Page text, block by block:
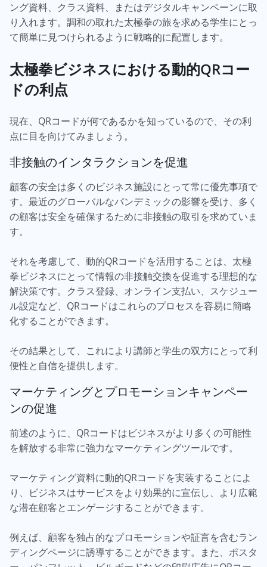
ング資料、クラス資料、またはデジタルキャンペーンに取
り入れます。調和の取れた太極拳の旅を求める学生にとっ
て簡単に見つけられるように戦略的に配置します。
太極拳ビジネスにおける動的QRコー
ドの利点
現在、QRコードが何であるかを知っているので、その利
点に目を向けてみましょう。
非接触のインタラクションを促進
顧客の安全は多くのビジネス施設にとって常に優先事項で
す。最近のグローバルなパンデミックの影響を受け、多く
の顧客は安全を確保するために非接触の取引を求めていま
す。
それを考慮して、動的QRコードを活用することは、太極
拳ビジネスにとって情報の非接触交換を促進する理想的な
解決策です。クラス登録、オンライン支払い、スケジュー
ル設定など、QRコードはこれらのプロセスを容易に簡略
化することができます。
その結果として、これにより講師と学生の双方にとって利
便性と自信を提供します。
マーケティングとプロモーションキャンペー
ンの促進
前述のように、QRコードはビジネスがより多くの可能性
を解放する非常に強力なマーケティングツールです。
マーケティング資料に動的QRコードを実装することによ
り、ビジネスはサービスをより効果的に宣伝し、より広範
な潜在顧客とエンゲージすることができます。
例えば、顧客を独占的なプロモーションや証言を含むラン
ディングページに誘導することができます。また、ポスタ